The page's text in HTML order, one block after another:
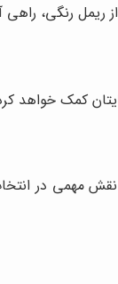
رنگی،
کمک خواهد
مهمی در